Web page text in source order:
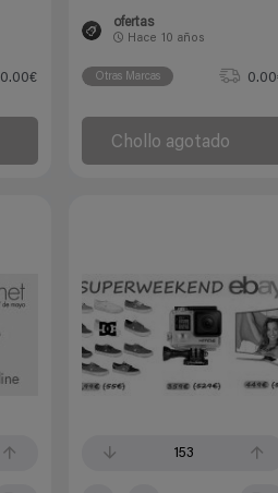
0.00€
ofertas
Hace 10 años
Otras Marcas
Chollo agotado
153